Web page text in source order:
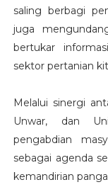
saling berbagi
juga
bertukar
sektor pertanian
Melalui sinergi
Unwar, dan
pengabdian
sebagai agenda
kemandirian